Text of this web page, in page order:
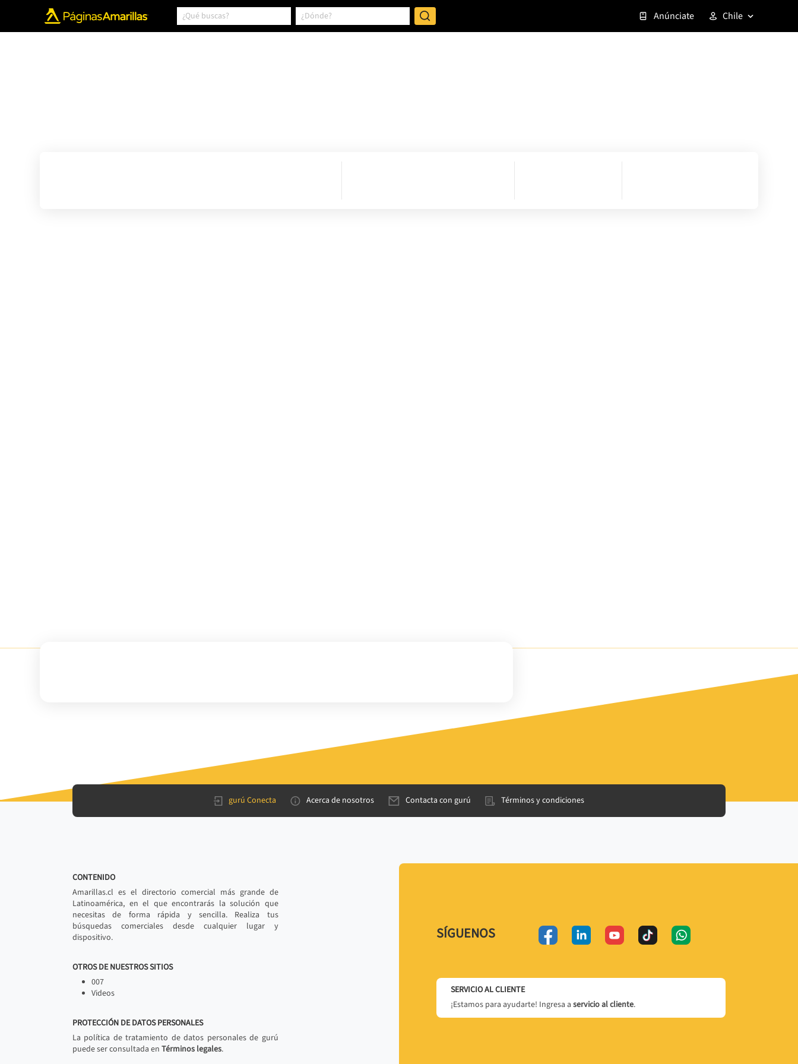
Anúnciate Chile
gurú Conecta Acerca de nosotros Contacta con gurú Términos y condiciones
CONTENIDO
Amarillas.cl es el directorio comercial más grande de
Latinoamérica, en el que encontrarás la solución que
necesitas de forma rápida y sencilla. Realiza tus
búsquedas comerciales desde cualquier lugar y
dispositivo.
OTROS DE NUESTROS SITIOS
007
Videos
PROTECCIÓN DE DATOS PERSONALES
La política de tratamiento de datos personales de gurú
puede ser consultada en Términos legales.
SÍGUENOS
SERVICIO AL CLIENTE
¡Estamos para ayudarte! Ingresa a servicio al cliente.